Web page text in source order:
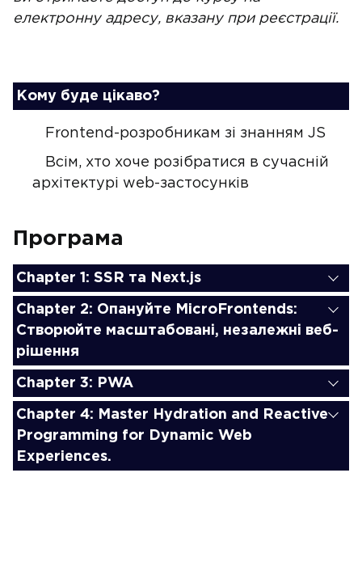
електронну адресу, вказану при реєстрації.
Кому буде цікаво?
Frontend-розробникам зі знанням JS
Всім, хто хоче розібратися в сучасній
архітектурі web-застосунків
Програма
Chapter 1: SSR та Next.js
Chapter 2: Опануйте MicroFrontends:
Створюйте масштабовані, незалежні веб-
рішення
Chapter 3: PWA
Chapter 4: Master Hydration and Reactive
Programming for Dynamic Web
Experiences.